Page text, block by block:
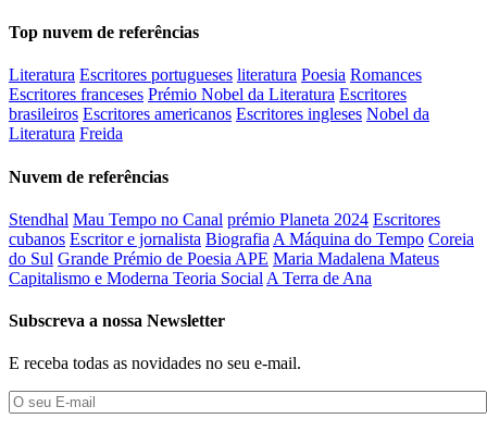
Top nuvem de referências
Literatura Escritores portugueses literatura Poesia Romances
Escritores franceses Prémio Nobel da Literatura Escritores
brasileiros Escritores americanos Escritores ingleses Nobel da
Literatura Freida
Nuvem de referências
Stendhal Mau Tempo no Canal prémio Planeta 2024 Escritores
cubanos Escritor e jornalista Biografia A Máquina do Tempo Coreia
do Sul Grande Prémio de Poesia APE Maria Madalena Mateus
Capitalismo e Moderna Teoria Social A Terra de Ana
Subscreva a nossa Newsletter
E receba todas as novidades no seu e-mail.